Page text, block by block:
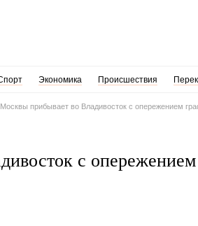
Экономика Происшествия
прибывает во Владивосток с опережением
с